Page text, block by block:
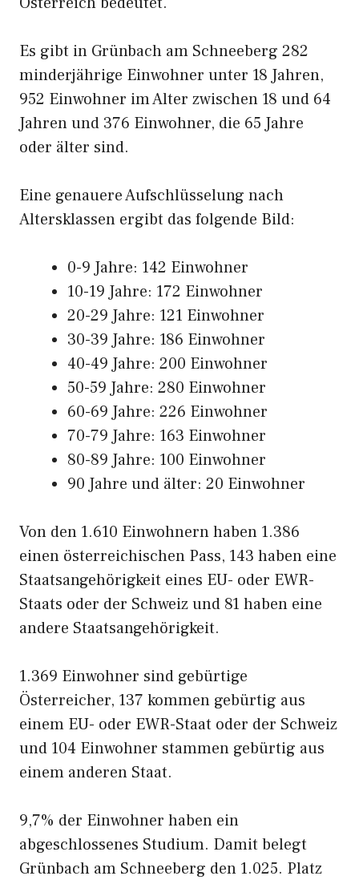
Es gibt in Grünbach am Schneeberg 282
minderjährige Einwohner unter 18 Jahren,
952 Einwohner im Alter zwischen 18 und 64
Jahren und 376 Einwohner, die 65 Jahre
oder älter sind.
Eine genauere Aufschlüsselung nach
Altersklassen ergibt das folgende Bild:
0-9 Jahre: 142 Einwohner
10-19 Jahre: 172 Einwohner
20-29 Jahre: 121 Einwohner
30-39 Jahre: 186 Einwohner
40-49 Jahre: 200 Einwohner
50-59 Jahre: 280 Einwohner
60-69 Jahre: 226 Einwohner
70-79 Jahre: 163 Einwohner
80-89 Jahre: 100 Einwohner
90 Jahre und älter: 20 Einwohner
Von den 1.610 Einwohnern haben 1.386
einen österreichischen Pass, 143 haben eine
Staatsangehörigkeit eines EU- oder EWR-
Staats oder der Schweiz und 81 haben eine
andere Staatsangehörigkeit.
1.369 Einwohner sind gebürtige
Österreicher, 137 kommen gebürtig aus
einem EU- oder EWR-Staat oder der Schweiz
und 104 Einwohner stammen gebürtig aus
einem anderen Staat.
9,7% der Einwohner haben ein
abgeschlossenes Studium. Damit belegt
Grünbach am Schneeberg den 1.025. Platz